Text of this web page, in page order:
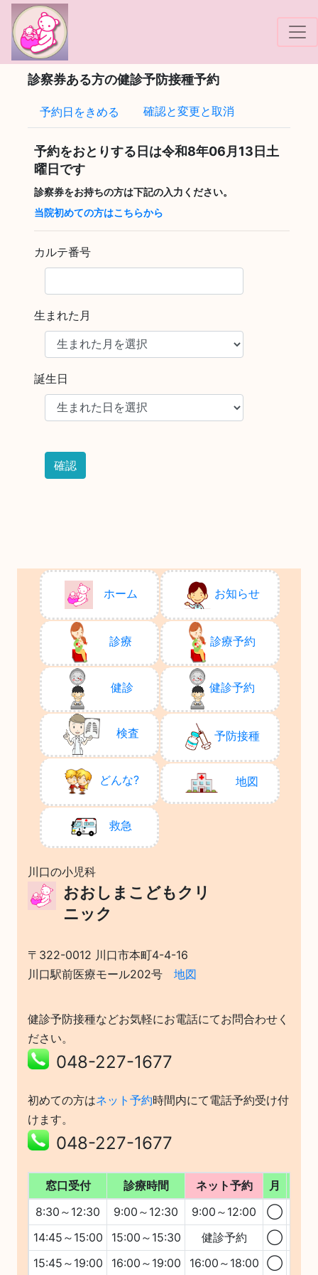
!-- Google tag (gtag.js) -->
診察券ある方の健診予防接種予約
予約日をきめる 確認と変更と取消
予約をおとりする日は令和8年06月13日土
曜日 です
診察券をお持ちの方は下記の入力ください。
当院初めての方はこちらから
カルテ番号
生まれた月
誕生日
ホーム
診療
健診
検査
どんな?
救急
お知らせ
診療予約
健診予約
予防接種
地図
川口の小児科
おおしまこどもクリ
ニック
〒322-0012 川口市本町4-4-16
川口駅前医療モール202号 地図
健診予防接種などお気軽にお電話にてお問合わせく
ださい。
048-227-1677
初めての方はネット予約時間内にて電話予約受け付
けます。
048-227-1677
窓口受付 診療時間 ネット予約 月
8:30～12:30
9:00～12:30 9:00～12:00 ◯
14:45～15:00
15:00～15:30 健診予約 ◯
15:45～19:00
16:00～19:00 16:00～18:00 ◯